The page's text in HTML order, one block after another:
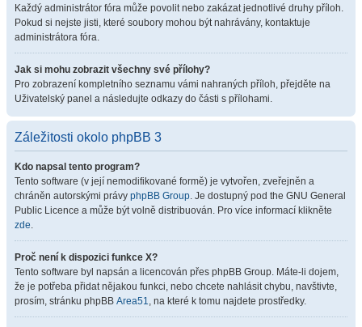
Každý administrátor fóra může povolit nebo zakázat jednotlivé druhy příloh.
Pokud si nejste jisti, které soubory mohou být nahrávány, kontaktuje
administrátora fóra.
Jak si mohu zobrazit všechny své přílohy?
Pro zobrazení kompletního seznamu vámi nahraných příloh, přejděte na
Uživatelský panel a následujte odkazy do části s přílohami.
Záležitosti okolo phpBB 3
Kdo napsal tento program?
Tento software (v její nemodifikované formě) je vytvořen, zveřejněn a
chráněn autorskými právy phpBB Group. Je dostupný pod the GNU General
Public Licence a může být volně distribuován. Pro více informací klikněte
zde.
Proč není k dispozici funkce X?
Tento software byl napsán a licencován přes phpBB Group. Máte-li dojem,
že je potřeba přidat nějakou funkci, nebo chcete nahlásit chybu, navštivte,
prosím, stránku phpBB Area51, na které k tomu najdete prostředky.